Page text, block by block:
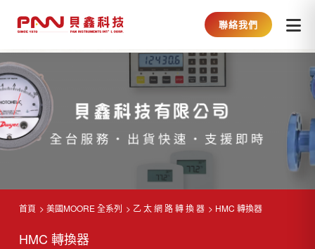
聯絡我們
首頁 美國MOORE 全系列 乙 太 網 路 轉 換 器 HMC 轉換器
HMC 轉換器